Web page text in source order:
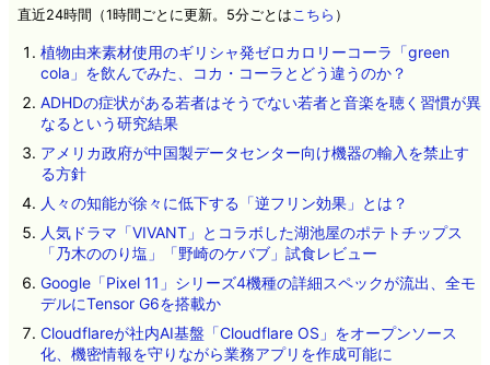
直近24時間（1時間ごとに更新。5分ごとはこちら ）
植物由来素材使用のギリシャ発ゼロカロリーコーラ「green
cola」を飲んでみた、コカ・コーラとどう違うのか？
ADHDの症状がある若者はそうでない若者と音楽を聴く習慣が異
なるという研究結果
アメリカ政府が中国製データセンター向け機器の輸入を禁止す
る方針
人々の知能が徐々に低下する「逆フリン効果」とは？
人気ドラマ「VIVANT」とコラボした湖池屋のポテトチップス
「乃木ののり塩」「野崎のケバブ」試食レビュー
Google「Pixel 11」シリーズ4機種の詳細スペックが流出、全モ
デルにTensor G6を搭載か
Cloudflareが社内AI基盤「Cloudflare OS」をオープンソース
化、機密情報を守りながら業務アプリを作成可能に